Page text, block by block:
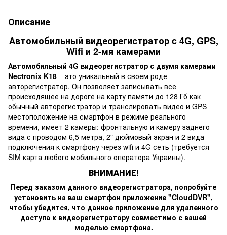
Описание
Автомобильный видеорегистратор c 4G, GPS,
Wifi и 2-мя камерами
Автомобильный 4G видеорегистратор с двумя камерами
Nectronix K18 – это уникальный в своем роде
авторегистратор. Он позволяет записывать все
происходящее на дороге на карту памяти до 128 Гб как
обычный авторегистратор и транслировать видео и GPS
местоположение на смартфон в режиме реального
времени, имеет 2 камеры: фронтальную и камеру заднего
вида с проводом 6,5 метра, 2" дюймовый экран и 2 вида
подключения к смартфону через wifi и 4G сеть (требуется
SIM карта любого мобильного оператора Украины).
ВНИМАНИЕ!
Перед заказом данного видеорегистратора, попробуйте
установить на ваш смартфон приложение "CloudDVR",
чтобы убедится, что данное приложение для удаленного
доступа к видеорегистратору совместимо с вашей
моделью смартфона.